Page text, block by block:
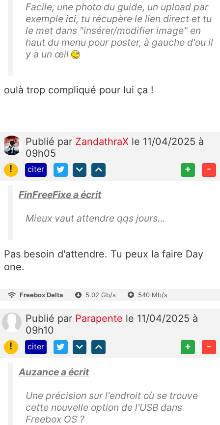
Facile, une photo du guide, un upload par
exemple ici, tu récupère le lien direct et tu
le met dans "insérer/modifier image" en
haut du menu pour poster, à gauche d'ou il
y a un œil
oulà trop compliqué pour lui ça !
Publié par ZandathraX le 11/04/2025 à
09h05
!
citer + -
FinFreeFixe a écrit
Mieux vaut attendre qqs jours...
Pas besoin d'attendre. Tu peux la faire Day
one.
Freebox Delta 5.02 Gb/s 540 Mb/s
Publié par Parapente le 11/04/2025 à
09h10
!
citer + -
Auzance a écrit
Une précision sur l'endroit où se trouve
cette nouvelle option de l'USB dans
Freebox OS ?